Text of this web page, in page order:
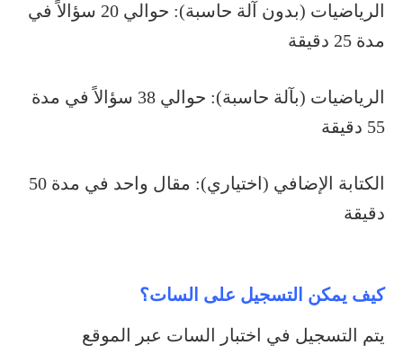
الرياضيات (بدون آلة حاسبة): حوالي 20 سؤالاً في
مدة 25 دقيقة
الرياضيات (بآلة حاسبة): حوالي 38 سؤالاً في مدة
55 دقيقة
الكتابة الإضافي (اختياري): مقال واحد في مدة 50
دقيقة
كيف يمكن التسجيل على السات؟
يتم التسجيل في اختبار السات عبر الموقع